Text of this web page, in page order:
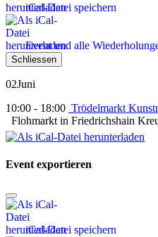
iCal-Datei speichern
Event und alle
Schliessen
02Juni
10:00 - 18:00 Trödelmarkt
Flohmarkt in Friedrichshain
Event exportieren
iCal-Datei speichern